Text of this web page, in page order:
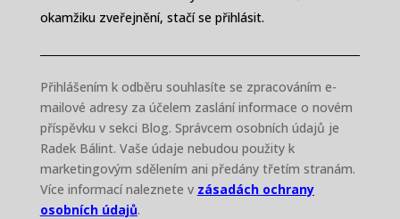
okamžiku zveřejnění, stačí se přihlásit.
Přihlášením k odběru souhlasíte se zpracováním e-
mailové adresy za účelem zaslání informace o novém
příspěvku v sekci Blog. Správcem osobních údajů je
Radek Bálint. Vaše údaje nebudou použity k
marketingovým sdělením ani předány třetím stranám.
Více informací naleznete v zásadách ochrany
osobních údajů.